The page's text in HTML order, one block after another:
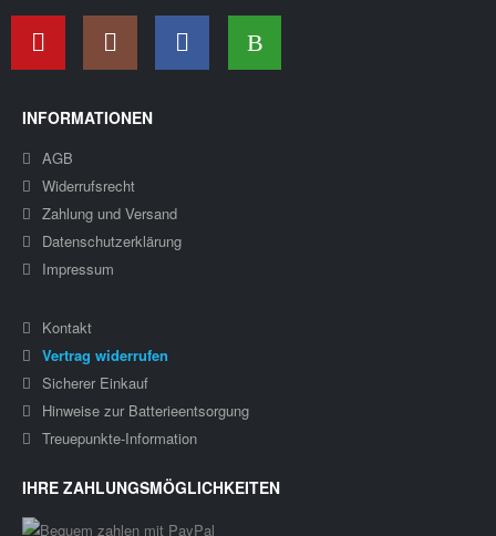
INFORMATIONEN
AGB
Widerrufsrecht
Zahlung und Versand
Datenschutzerklärung
Impressum
Kontakt
Vertrag widerrufen
Sicherer Einkauf
Hinweise zur Batterieentsorgung
Treuepunkte-Information
IHRE ZAHLUNGSMÖGLICHKEITEN